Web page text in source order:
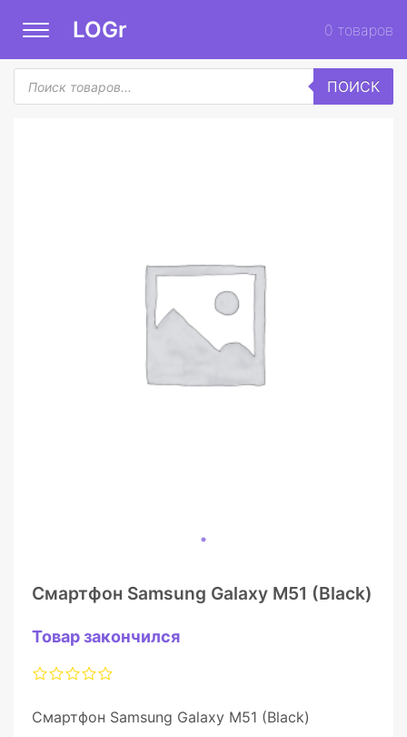
LOGr 0 товаров
Поиск
товаров
ПОИСК
Смартфон Samsung Galaxy M51 (Black)
Товар закончился
Смартфон Samsung Galaxy M51 (Black)